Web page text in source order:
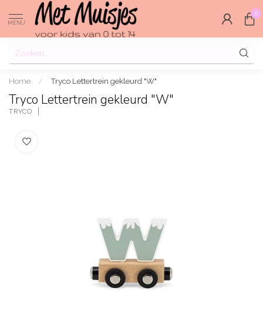
MENU
0
Home / Tryco Lettertrein gekleurd "W"
Tryco Lettertrein gekleurd "W"
TRYCO